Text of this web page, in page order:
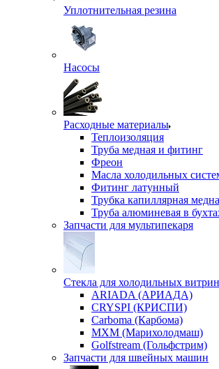
Уплотнительная резина
Насосы
Расходные материалы
Теплоизоляция
Труба медная и фитинг
Фреон
Масла холодильных
Фитинг латунный
Трубка капиллярная
Труба алюминевая в
Запчасти для мультипекаря
Стекла для холодильных витрин
ARIADA (АРИАДА)
CRYSPI (КРИСПИ)
Carboma (Карбома)
MXM (Марихолодмаш)
Golfstream (Гольфстрим)
Запчасти для швейных машин